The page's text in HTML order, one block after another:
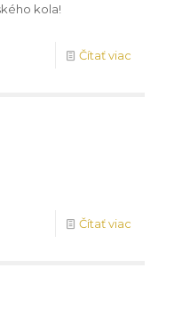
kola!
Čítať viac
Čítať viac